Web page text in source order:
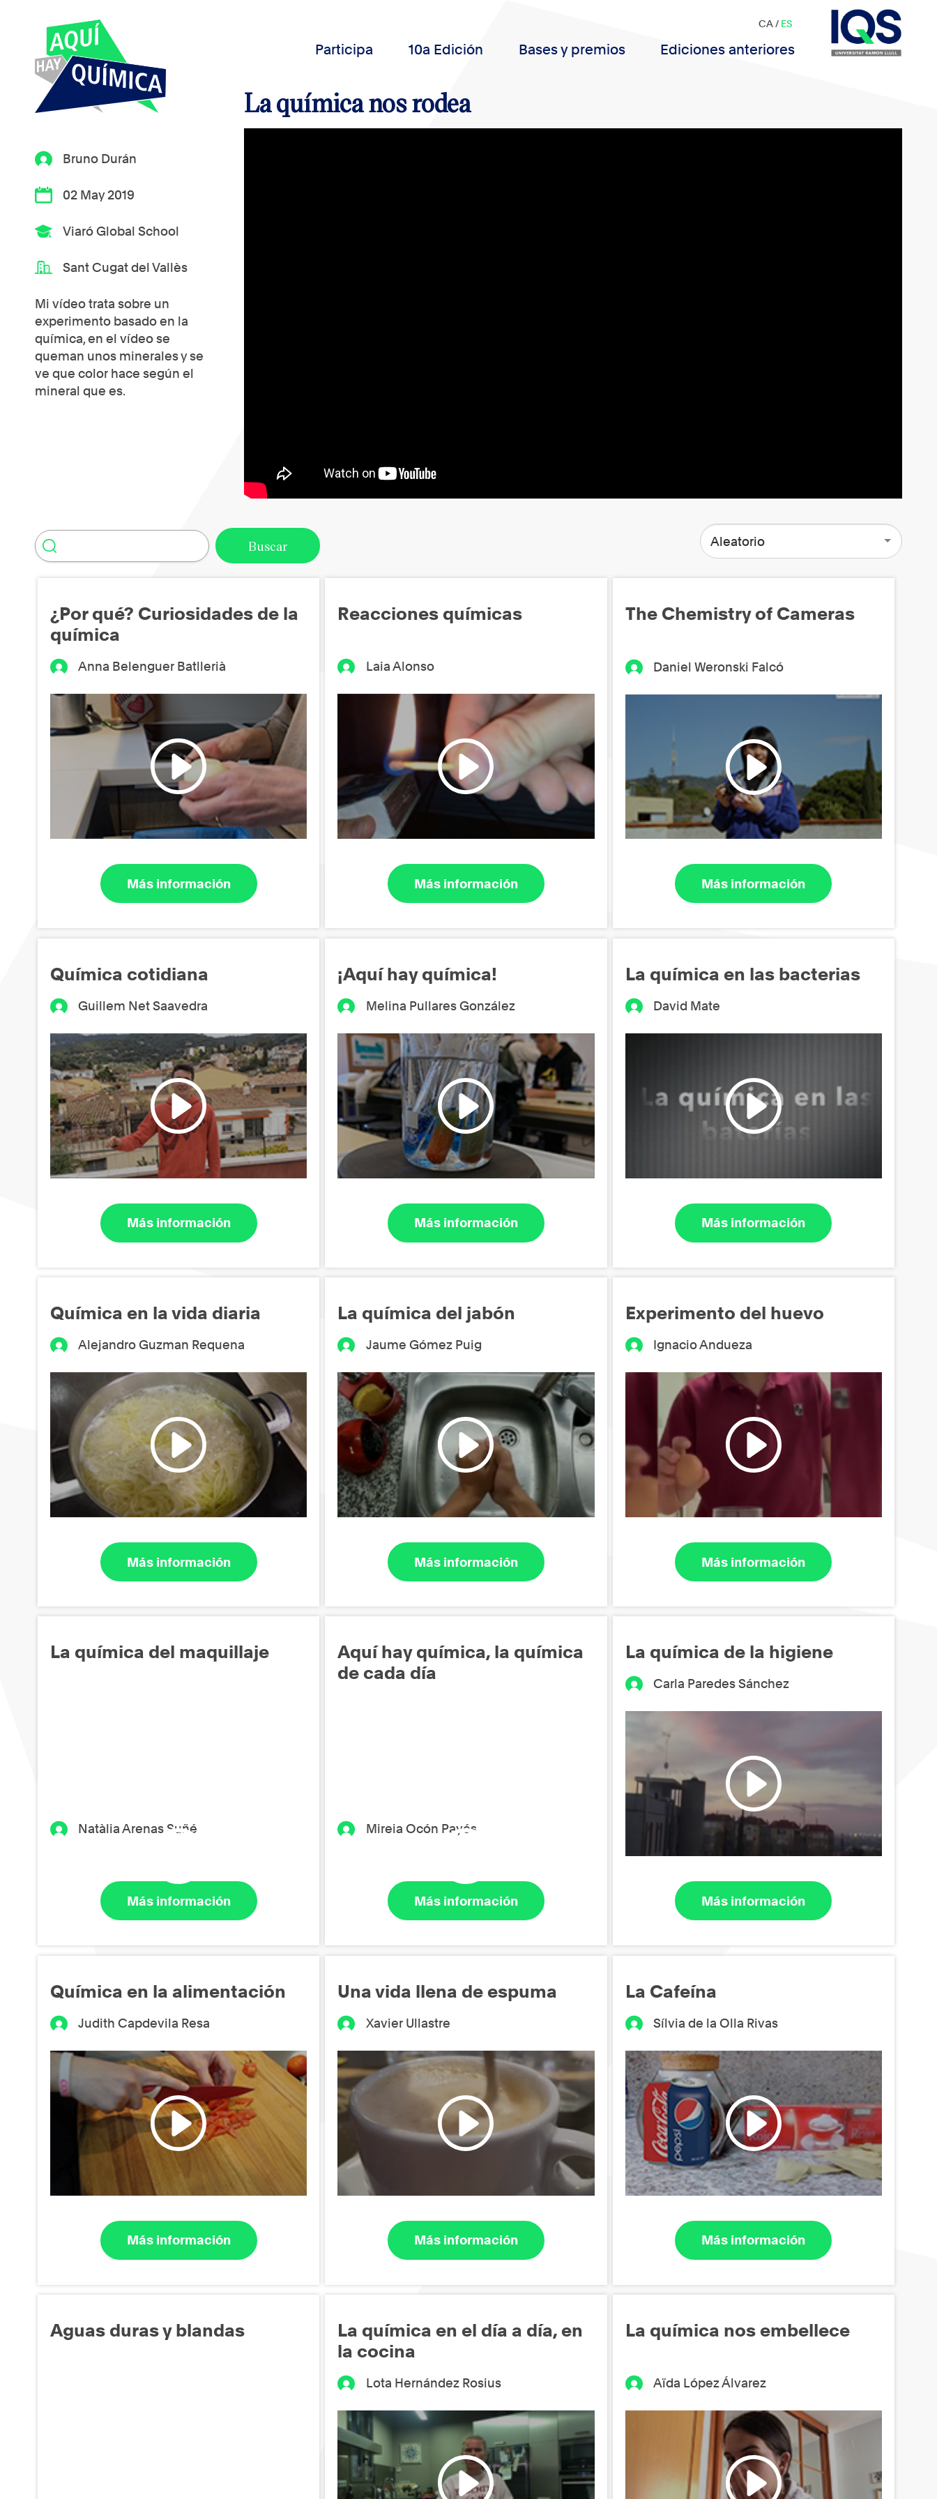
Participa 10a Edición Bases y premios Ediciones anteriores
CA/ ES
Bruno Durán
02 May 2019
Viaró Global School
Sant Cugat del Vallès
Mi vídeo trata sobre un
experimento basado en la
química, en el vídeo se
queman unos minerales y se
ve que color hace según el
mineral que es.
La química nos rodea
Aleatorio
¿Por qué? Curiosidades de la
química
Anna Belenguer Batllerià
Más información
Reacciones químicas
Laia Alonso
Más información
The Chemistry of Cameras
Daniel Weronski Falcó
Más información
Química cotidiana
Guillem Net Saavedra
Más información
¡Aquí hay química!
Melina Pullares González
Más información
La química en las bacterias
David Mate
Más información
Química en la vida diaria
Alejandro Guzman Requena
Más información
La química del jabón
Jaume Gómez Puig
Más información
Experimento del huevo
Ignacio Andueza
Más información
La química del maquillaje
Natàlia Arenas Suñé
Más información
Aquí hay química, la química
de cada día
Mireia Ocón Payés
Más información
La química de la higiene
Carla Paredes Sánchez
Más información
Química en la alimentación
Judith Capdevila Resa
Más información
Una vida llena de espuma
Xavier Ullastre
Más información
La Cafeína
Sílvia de la Olla Rivas
Más información
Aguas duras y blandas
La química en el día a día, en
la cocina
Lota Hernández Rosius
La química nos embellece
Aïda López Álvarez